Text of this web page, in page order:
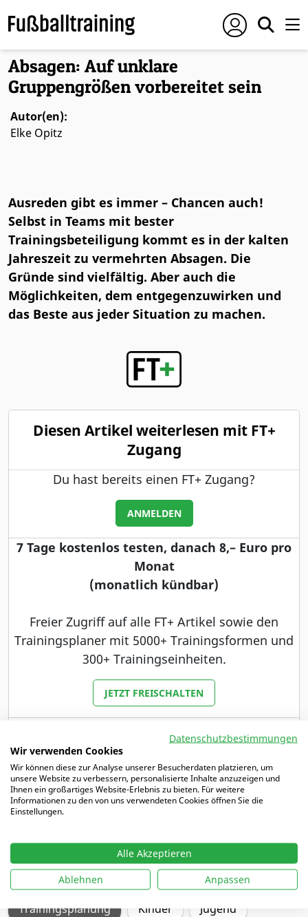
Foto: © Conny Kurth
Absagen: Auf unklare
Gruppengrößen vorbereitet sein
Autor(en):
Elke Opitz
Ausreden gibt es immer – Chancen auch!
Selbst in Teams mit bester
Trainingsbeteiligung kommt es in der kalten
Jahreszeit zu vermehrten Absagen. Die
Gründe sind vielfältig. Aber auch die
Möglichkeiten, dem entgegenzuwirken und
das Beste aus jeder Situation zu machen.
Diesen Artikel weiterlesen mit FT+
Zugang
Du hast bereits einen FT+ Zugang?
ANMELDEN
7 Tage kostenlos testen, danach 8,– Euro pro
Monat
(monatlich kündbar)
Freier Zugriff auf alle FT+ Artikel sowie den
Trainingsplaner mit 5000+ Trainingsformen und
300+ Trainingseinheiten.
JETZT FREISCHALTEN
Fußballtraining oder Fußballtraining JUNIOR?
Dann haben wir ein besonderes Angebot für dich.
MEHR DAZU
Schwerpunkte
Trainingsplanung Kinder Jugend
Datenschutzbestimmungen
Wir verwenden Cookies
Wir können diese zur Analyse unserer Besucherdaten platzieren, um
unsere Website zu verbessern, personalisierte Inhalte anzuzeigen und
Ihnen ein großartiges Website-Erlebnis zu bieten. Für weitere
Informationen zu den von uns verwendeten Cookies öffnen Sie die
Einstellungen.
Alle Akzeptieren
Ablehnen
Anpassen